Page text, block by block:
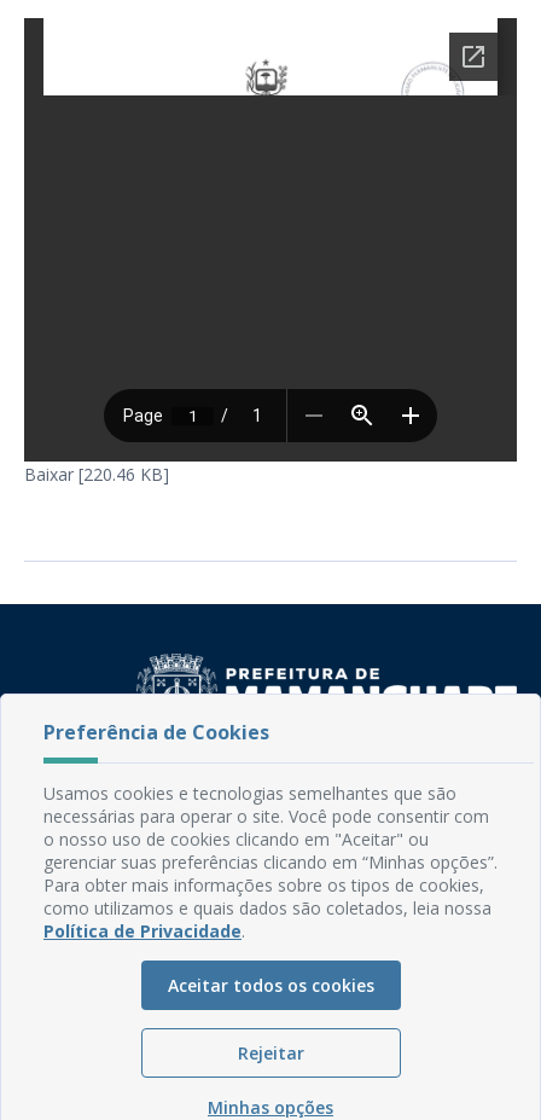
Baixar [220.46 KB]
Rua do Imperador, 78, Centro
CEP: 58.280-000 - Mamanguape/PB
Fone: (83) 3292-2246
Email: comunicacao@mamanguape.pb.gov.br
Expediente: Segunda à Sexta, das 08h às 13h
Mapa do Site
Perguntas frequentes
Manual de Navegação
Glossário
Ouvidoria
Preferência de Cookies
Usamos cookies e tecnologias semelhantes que são
necessárias para operar o site. Você pode consentir com
o nosso uso de cookies clicando em "Aceitar" ou
gerenciar suas preferências clicando em “Minhas opções”.
Para obter mais informações sobre os tipos de cookies,
como utilizamos e quais dados são coletados, leia nossa
Política de Privacidade.
Aceitar todos os cookies
Rejeitar
Minhas opções